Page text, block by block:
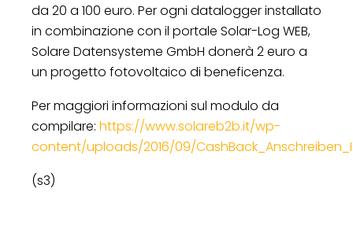
da 20 a 100 euro. Per ogni datalogger installato
in combinazione con il portale Solar-Log WEB,
Solare Datensysteme GmbH donerà 2 euro a
un progetto fotovoltaico di beneficenza.
Per maggiori informazioni sul modulo da
compilare: https://www.solareb2b.it/wp-
content/uploads/2016/09/
(s3)